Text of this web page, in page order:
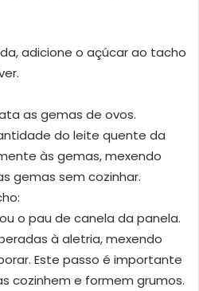
adicione o açúcar ao tacho
as gemas de ovos.
do leite quente da
às gemas, mexendo
gemas sem cozinhar.
o pau de canela da panela.
à aletria, mexendo
Este passo é importante
cozinhem e formem grumos.